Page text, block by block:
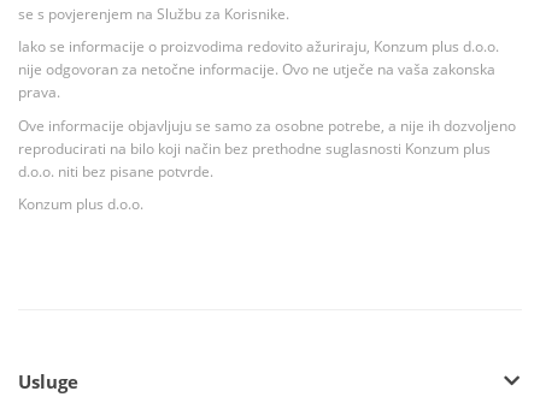
se s povjerenjem na Službu za Korisnike.
Iako se informacije o proizvodima redovito ažuriraju, Konzum plus d.o.o.
nije odgovoran za netočne informacije. Ovo ne utječe na vaša zakonska
prava.
Ove informacije objavljuju se samo za osobne potrebe, a nije ih dozvoljeno
reproducirati na bilo koji način bez prethodne suglasnosti Konzum plus
d.o.o. niti bez pisane potvrde.
Konzum plus d.o.o.
Usluge